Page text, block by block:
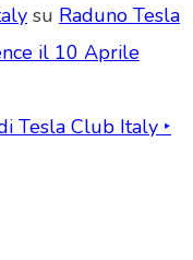
su Raduno Tesla
il 10 Aprile
Tesla Club Italy ‣